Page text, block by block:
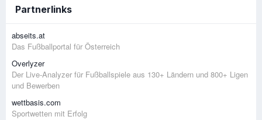
Partnerlinks
abseits.at
Das Fußballportal für Österreich
Overlyzer
Der Live-Analyzer für Fußballspiele aus 130+ Ländern und 800+ Ligen
und Bewerben
wettbasis.com
Sportwetten mit Erfolg